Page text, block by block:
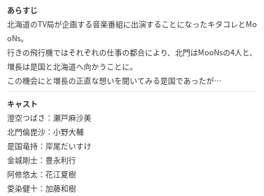
あらすじ
北海道のTV局が企画する音楽番組に出演することになったキタコレとMo
oNs。
行きの飛行機ではそれぞれの仕事の都合により、北門はMooNsの4人と、
増長は是国と北海道へ向かうことに。
この機会にと増長の正直な想いを聞いてみる是国であったが…
キャスト
澄空つばさ：瀬戸麻沙美
北門倫毘沙：小野大輔
是国竜持：岸尾だいすけ
金城剛士：豊永利行
阿修悠太：花江夏樹
愛染健十：加藤和樹